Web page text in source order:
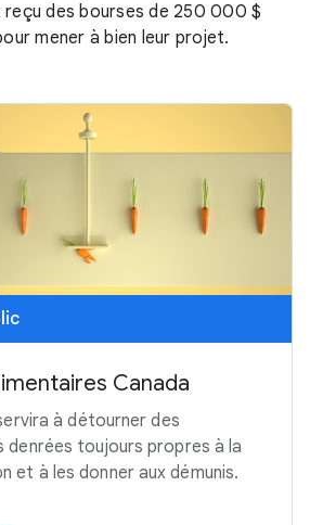
des bourses de 250 000 $
mener à bien leur projet.
Canada
à détourner des
denrées toujours propres à la
et à les donner aux démunis.